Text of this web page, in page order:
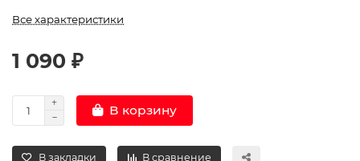
Все характеристики
1 090 ₽
В корзину
В закладки В сравнение